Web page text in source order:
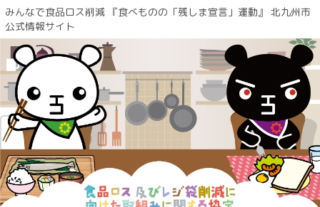
みんなで食品ロス削減 『食べものの「残しま宣言」運動』 北九州市
公式情報サイト